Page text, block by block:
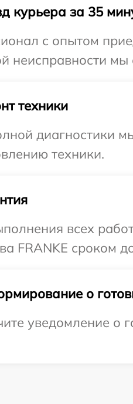
курьера за 35
с опытом
неисправности
техники
диагностики
техники.
всех
FRANKE сроком
о
уведомление о